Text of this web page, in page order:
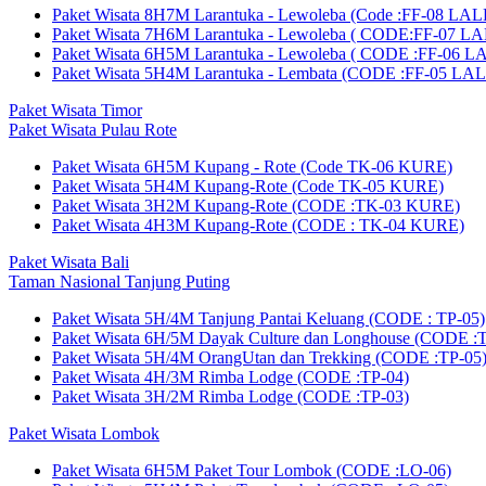
Paket Wisata 8H7M Larantuka - Lewoleba (Code :FF-08
Paket Wisata 7H6M Larantuka - Lewoleba ( CODE:FF-07
Paket Wisata 6H5M Larantuka - Lewoleba ( CODE :FF-06
Paket Wisata 5H4M Larantuka - Lembata (CODE :FF-05
Paket Wisata Timor
Paket Wisata Pulau Rote
Paket Wisata 6H5M Kupang - Rote (Code TK-06 KURE)
Paket Wisata 5H4M Kupang-Rote (Code TK-05 KURE)
Paket Wisata 3H2M Kupang-Rote (CODE :TK-03 KURE)
Paket Wisata 4H3M Kupang-Rote (CODE : TK-04 KURE)
Paket Wisata Bali
Taman Nasional Tanjung Puting
Paket Wisata 5H/4M Tanjung Pantai Keluang (CODE : TP-05)
Paket Wisata 6H/5M Dayak Culture dan Longhouse (CODE
Paket Wisata 5H/4M OrangUtan dan Trekking (CODE :TP-05)
Paket Wisata 4H/3M Rimba Lodge (CODE :TP-04)
Paket Wisata 3H/2M Rimba Lodge (CODE :TP-03)
Paket Wisata Lombok
Paket Wisata 6H5M Paket Tour Lombok (CODE :LO-06)